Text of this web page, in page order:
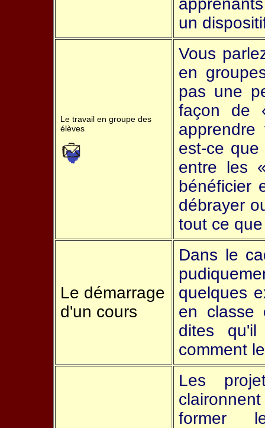
un
Le travail en groupe des
élèves
Vous
en
pas une
façon de
est-ce
entre les
bénéficier
débrayer
tout ce
Le démarrage
d'un cours
Dans le
quelques
en classe
dites
comment
Les
former